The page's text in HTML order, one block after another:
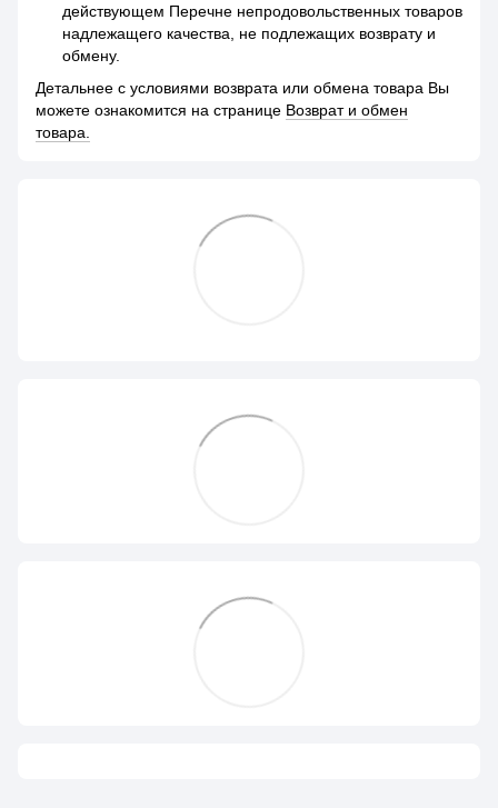
действующем Перечне непродовольственных товаров
надлежащего качества, не подлежащих возврату и
обмену.
Детальнее с условиями возврата или обмена товара Вы
можете ознакомится на странице Возврат и обмен
товара.